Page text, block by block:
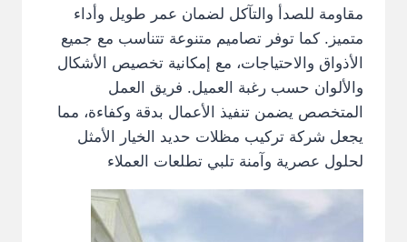
مقاومة للصدأ والتآكل لضمان عمر طويل وأداء
متميز. كما توفر تصاميم متنوعة تتناسب مع جميع
الأذواق والاحتياجات، مع إمكانية تخصيص الأشكال
والألوان حسب رغبة العميل. فريق العمل
المتخصص يضمن تنفيذ الأعمال بدقة وكفاءة، مما
يجعل شركة تركيب مظلات حديد الخيار الأمثل
لحلول عصرية وآمنة تلبي تطلعات العملاء